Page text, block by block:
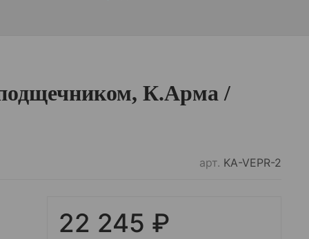
К.Арма /
арт. KA-VEPR-2
22 245 ₽